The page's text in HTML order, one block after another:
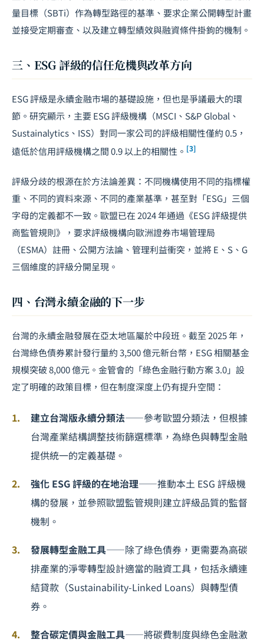
量目標（SBTi）作為轉型路徑的基準、要求企業公開轉型計畫
並接受定期審查、以及建立轉型績效與融資條件掛鉤的機制。
三、ESG 評級的信任危機與改革方向
ESG評級是永續金融市場的基礎設施，但也是爭議最大的環
節。研究顯示，主要 ESG 評級機構（MSCI、S&P Global、
Sustainalytics、ISS）對同一家公司的評級相關性僅約 0.5，
遠低於信用評級機構之間 0.9 以上的相關性。 [3]
評級分歧的根源在於方法論差異：不同機構使用不同的指標權
重、不同的資料來源、不同的產業基準，甚至對「ESG」三個
字母的定義都不一致。歐盟已在 2024 年通過《ESG 評級提供
商監管規則》，要求評級機構向歐洲證券市場管理局
（ESMA）註冊、公開方法論、管理利益衝突，並將 E、S、G
三個維度的評級分開呈現。
四、台灣永續金融的下一步
台灣的永續金融發展在亞太地區屬於中段班。截至 2025 年，
台灣綠色債券累計發行量約 3,500 億元新台幣，ESG 相關基金
規模突破 8,000 億元。金管會的「綠色金融行動方案 3.0」設
定了明確的政策目標，但在制度深度上仍有提升空間：
建立台灣版永續分類法——參考歐盟分類法，但根據
台灣產業結構調整技術篩選標準，為綠色與轉型金融
提供統一的定義基礎。
強化 ESG 評級的在地治理——推動本土 ESG 評級機
構的發展，並參照歐盟監管規則建立評級品質的監督
機制。
發展轉型金融工具——除了綠色債券，更需要為高碳
排產業的淨零轉型設計適當的融資工具，包括永續連
結貸款（Sustainability-Linked Loans）與轉型債
券。
整合碳定價與金融工具——將碳費制度與綠色金融激